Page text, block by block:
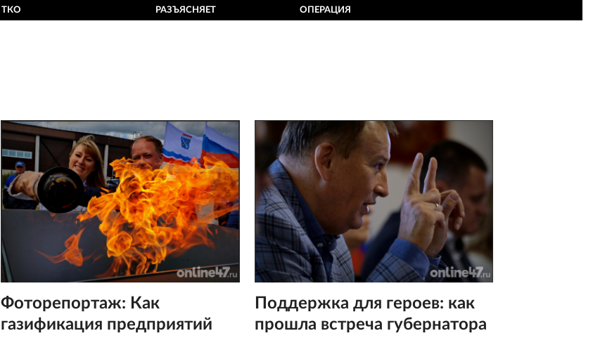
ТКО РАЗЪЯСНЯЕТ ОПЕРАЦИЯ
Фоторепортаж: Как
газификация предприятий
Поддержка для героев: как
прошла встреча губернатора